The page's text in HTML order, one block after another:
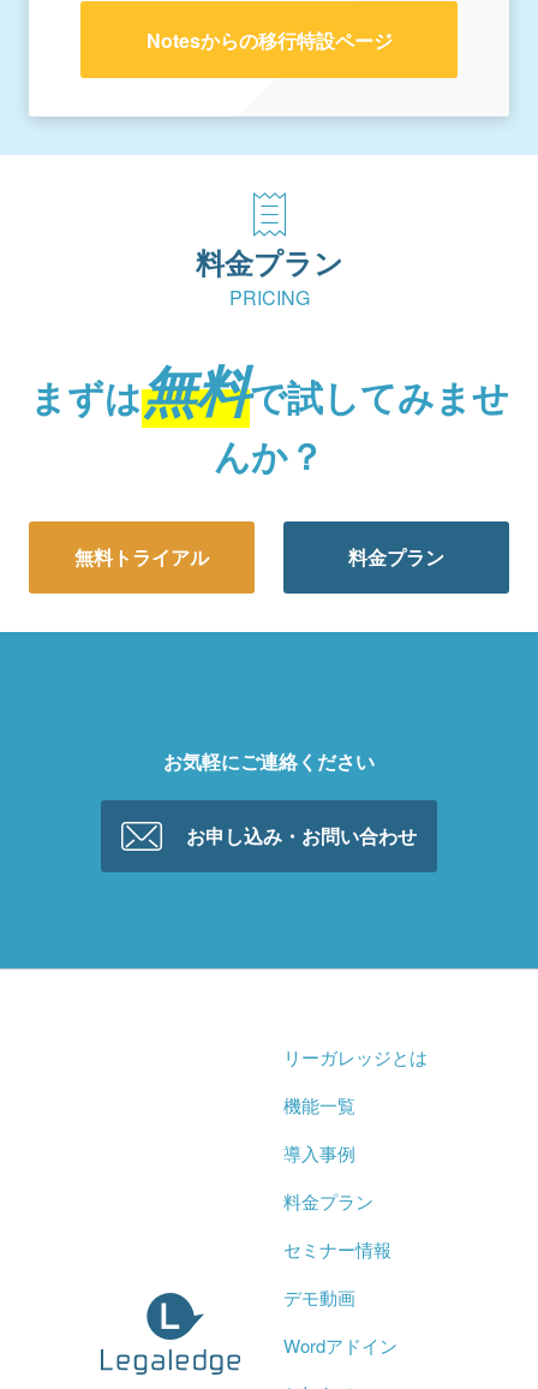
Notesからの移行特設ページ
料金プラン
PRICING
まずは無料で試してみませ
んか？
無料トライアル 料金プラン
お気軽にご連絡ください
お申し込み・お問い合わせ
リーガレッジとは
機能一覧
導入事例
料金プラン
セミナー情報
デモ動画
Wordアドイン